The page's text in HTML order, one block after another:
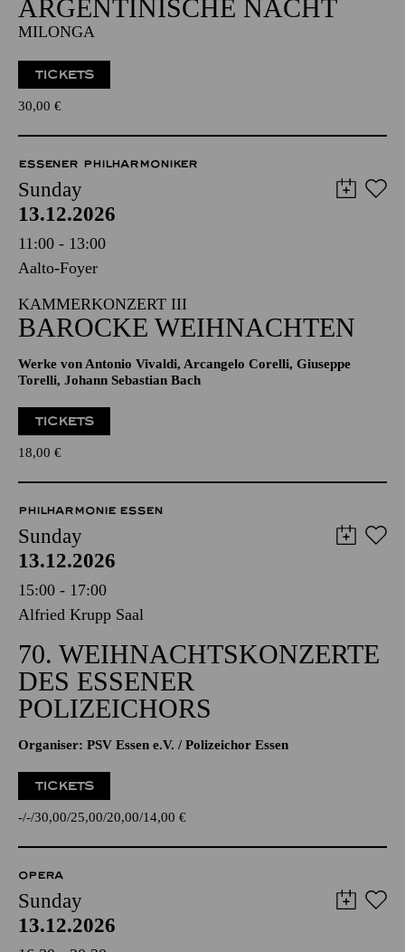
ARGENTINISCHE NACHT
MILONGA
TICKETS
30,00 €
ESSENER PHILHARMONIKER
Sunday
13.12.2026
11:00 - 13:00
Aalto-Foyer
KAMMERKONZERT III
BAROCKE WEIHNACHTEN
Werke von Antonio Vivaldi, Arcangelo Corelli, Giuseppe
Torelli, Johann Sebastian Bach
TICKETS
18,00 €
PHILHARMONIE ESSEN
Sunday
13.12.2026
15:00 - 17:00
Alfried Krupp Saal
70. WEIHNACHTSKONZERTE
DES ESSENER
POLIZEICHORS
Organiser: PSV Essen e.V. / Polizeichor Essen
TICKETS
- - 30,00 25,00 20,00 14,00 €
OPERA
Sunday
13.12.2026